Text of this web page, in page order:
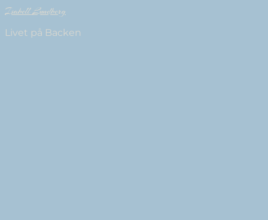
Isabell Lundberg
Livet på Backen